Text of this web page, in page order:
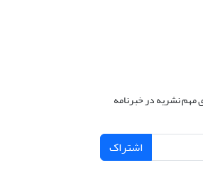
مهم نشریه در خبرنامه
اشتراک